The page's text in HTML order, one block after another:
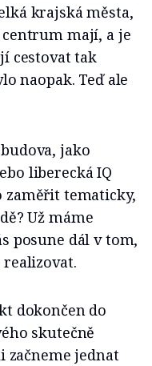
krajská města,
centrum mají, a je
cestovat tak
naopak. Teď ale
jako
liberecká IQ
zaměřit tematicky,
Už máme
posune dál v tom,
dokončen do
skutečně
začneme jednat